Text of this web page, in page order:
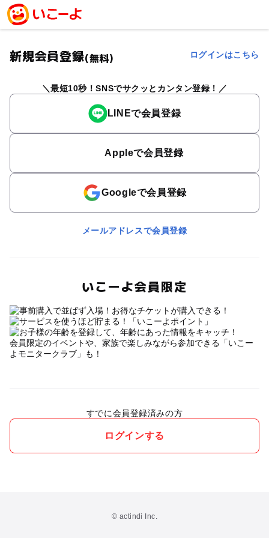
新規会員登録(無料) ログインはこちら
最短10秒！SNSでサクッとカンタン登録！
LINEで会員登録
Appleで会員登録
Googleで会員登録
メールアドレスで会員登録
いこーよ会員限定
会員限定のイベントや、家族で楽しみながら参加できる「いこー
よモニタークラブ」も！
すでに会員登録済みの方
ログインする
© actindi Inc.